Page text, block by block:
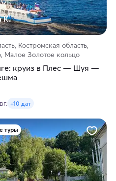
К.
Костромская область,
Малое Золотое кольцо
круиз в Плес — Шуя —
+10 дат
туры